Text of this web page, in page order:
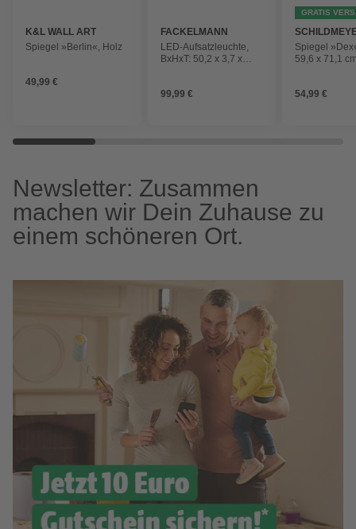
K&L WALL ART
Spiegel »Berlin«, Holz
49,99 €
FACKELMANN
LED-Aufsatzleuchte,
BxHxT: 50,2 x 3,7 x
99,99 €
GRATIS
Spiegel
59,6 x 71,1
54,99 €
Newsletter: Zusammen
machen wir Dein Zuhause zu
einem schöneren Ort.